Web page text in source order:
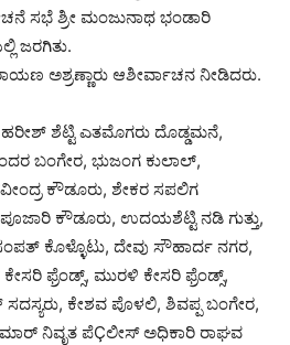
ಸಭೆ ಶ್ರೀ ಮಂಜುನಾಥ ಭಂಡಾರಿ
ಜರಗಿತು.
ಅಶ್ರಣ್ಣಾರು ಆಶೀರ್ವಾಚನ ನೀಡಿದರು.
ಹರೀಶ್ ಶೆಟ್ಟಿ ಎತಮೊಗರು ದೊಡ್ಡಮನೆ,
ಬಂಗೇರ, ಭುಜಂಗ ಕುಲಾಲ್,
ಕೌಡೂರು, ಶೇಕರ ಸಪಲಿಗ
ಕೌಡೂರು, ಉದಯಶೆಟ್ಟಿ ನಡಿ ಗುತ್ತು,
ಕೊಳ್ಳೊಟು, ದೇವು ಸೌಹಾರ್ದ ನಗರ,
ಫ್ರೆಂಡ್ಸ್, ಮುರಳಿ ಕೇಸರಿ ಫ್ರೆಂಡ್ಸ್,
ಕೇಶವ ಪೊಳಲಿ, ಶಿವಪ್ಪ ಬಂಗೇರ,
ನಿವೃತ ಪೆÇಲೀಸ್ ಅಧಿಕಾರಿ ರಾಘವ